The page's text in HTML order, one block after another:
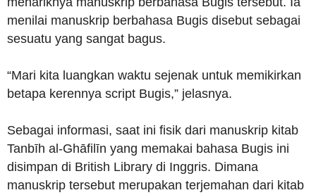
menilai manuskrip berbahasa Bugis disebut sebagai
sesuatu yang sangat bagus.
“Mari kita luangkan waktu sejenak untuk memikirkan
betapa kerennya script Bugis,” jelasnya.
Sebagai informasi, saat ini fisik dari manuskrip kitab
Tanbīh al-Ghāfilīn yang memakai bahasa Bugis ini
disimpan di British Library di Inggris. Dimana
manuskrip tersebut merupakan terjemahan dari kitab